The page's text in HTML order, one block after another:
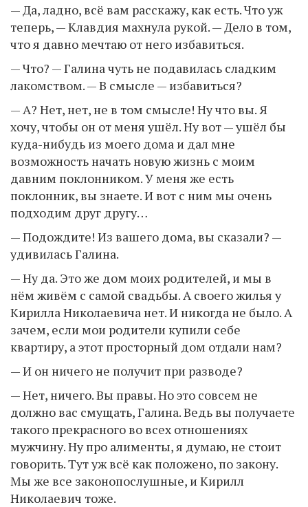
— Да, ладно, всё вам расскажу, как есть. Что уж
теперь, — Клавдия махнула рукой. — Дело в том,
что я давно мечтаю от него избавиться.
— Что? — Галина чуть не подавилась сладким
лакомством. — В смысле — избавиться?
— А? Нет, нет, не в том смысле! Ну что вы. Я
хочу, чтобы он от меня ушёл. Ну вот — ушёл бы
куда-нибудь из моего дома и дал мне
возможность начать новую жизнь с моим
давним поклонником. У меня же есть
поклонник, вы знаете. И вот с ним мы очень
подходим друг другу…
— Подождите! Из вашего дома, вы сказали? —
удивилась Галина.
— Ну да. Это же дом моих родителей, и мы в
нём живём с самой свадьбы. А своего жилья у
Кирилла Николаевича нет. И никогда не было. А
зачем, если мои родители купили себе
квартиру, а этот просторный дом отдали нам?
— И он ничего не получит при разводе?
— Нет, ничего. Вы правы. Но это совсем не
должно вас смущать, Галина. Ведь вы получаете
такого прекрасного во всех отношениях
мужчину. Ну про алименты, я думаю, не стоит
говорить. Тут уж всё как положено, по закону.
Мы же все законопослушные, и Кирилл
Николаевич тоже.